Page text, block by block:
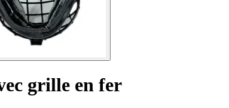
grille en fer